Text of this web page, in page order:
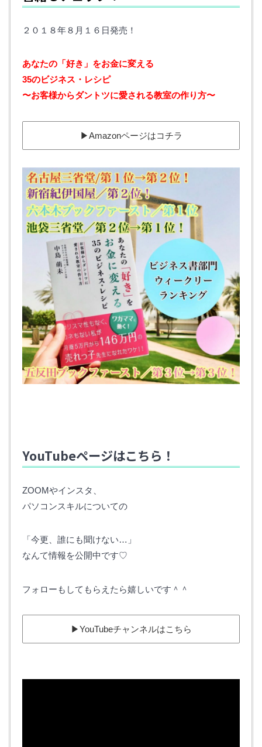
２０１８年８月１６日発売！
あなたの「好き」をお金に変える‬ ‪
35のビジネス・レシピ‬
‪〜お客様からダントツに愛される教室の作り方〜
▶︎Amazonページはコチラ
YouTubeページはこちら！
ZOOMやインスタ、
パソコンスキルについての
「今更、誰にも聞けない…」
なんて情報を公開中です♡
フォローもしてもらえたら嬉しいです＾＾
▶︎YouTubeチャンネルはこちら